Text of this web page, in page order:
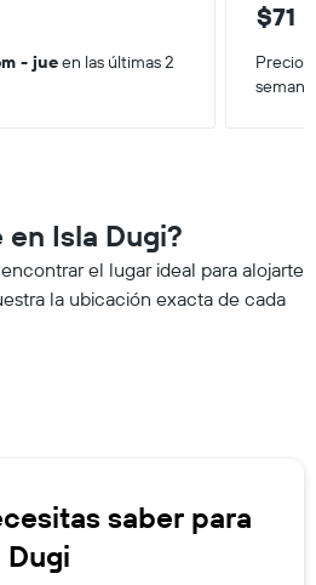
$71
- jueen las últimas 2
Precio
Isla Dugi?
el lugar ideal para alojarte
la ubicación exacta de cada
saber para
Dugi